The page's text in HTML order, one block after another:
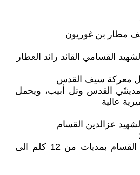
مطار بن غوريون
القسامي القائد رائد العطار
القدس وتل أبيب، ويحمل
عالية
عزالدين القسام
نموذج مطور لصواريخ القسام بمديات من 12 كلم الى